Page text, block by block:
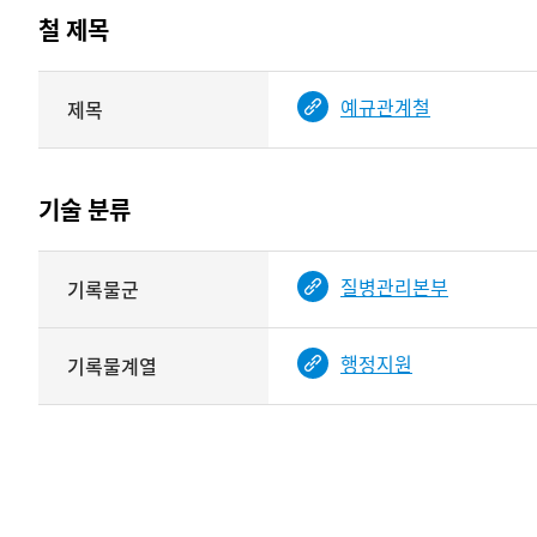
테이블
기여자
제공됨
<
철 제목
기록물
건의
제목를
보여주는
표
제목 예규관계철
기술 분류
분류
정보를
보여주는
표
기록물군 질병관리본부
기록물계열 행정지원